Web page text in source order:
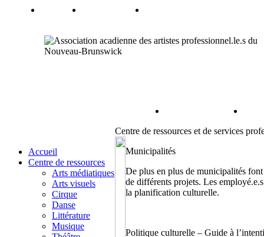
Accueil
Centre de ressources
Arts médiatiques
Arts visuels
Cirque
Danse
Littérature
Musique
Centre de ressources et de services
Municipalités
De plus en plus de municipalités
de différents projets. Les
la planification culturelle.
Politique culturelle – Guide à